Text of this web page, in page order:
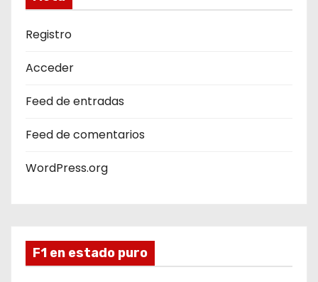
Registro
Acceder
Feed de entradas
Feed de comentarios
WordPress.org
F1 en estado puro